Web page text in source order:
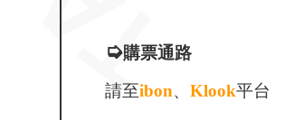
➭購票通路
請至ibon、Klook平台